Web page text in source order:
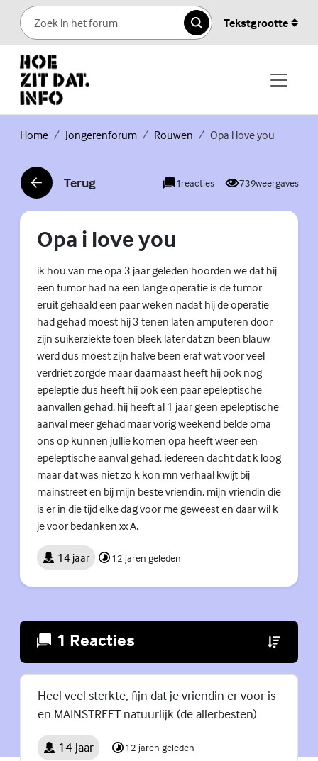
Skip to content
Zoeken
Tekstgrootte
Home(Externe link)
Jongerenforum(Externe link)
Rouwen (Externe link)
Opa i love you
Terug
(Externe link) 1reacties 739weergaves
Opa i love you
ik hou van me opa 3 jaar geleden hoorden we dat hij
een tumor had na een lange operatie is de tumor
eruit gehaald een paar weken nadat hij de operatie
had gehad moest hij 3 tenen laten amputeren door
zijn suikerziekte toen bleek later dat zn been blauw
werd dus moest zijn halve been eraf wat voor veel
verdriet zorgde maar daarnaast heeft hij ook nog
epeleptie dus heeft hij ook een paar epeleptische
aanvallen gehad. hij heeft al 1 jaar geen epeleptische
aanval meer gehad maar vorig weekend belde oma
ons op kunnen jullie komen opa heeft weer een
epeleptische aanval gehad. iedereen dacht dat k loog
maar dat was niet zo k kon mn verhaal kwijt bij
mainstreet en bij mijn beste vriendin. mijn vriendin die
is er in die tijd elke dag voor me geweest en daar wil k
je voor bedanken xx A.
14 jaar 12 jaren geleden
1 Reacties (Externe
Heel veel sterkte, fijn dat je vriendin er voor is
en MAINSTREET natuurlijk (de allerbesten)
14 jaar 12 jaren geleden